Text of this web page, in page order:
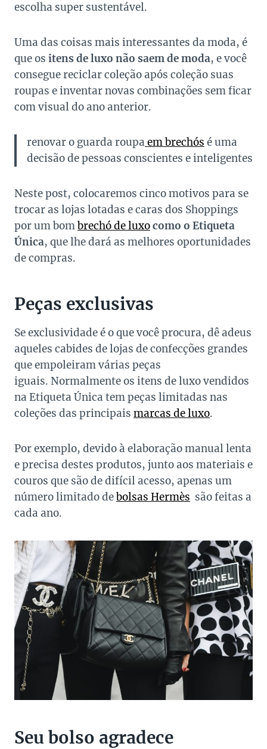
escolha super sustentável.
Uma das coisas mais interessantes da moda, é
que os itens de luxo não saem de moda, e você
consegue reciclar coleção após coleção suas
roupas e inventar novas combinações sem ficar
com visual do ano anterior.
renovar o guarda roupa em brechós é uma
decisão de pessoas conscientes e inteligentes
Neste post, colocaremos cinco motivos para se
trocar as lojas lotadas e caras dos Shoppings
por um bombrechó de luxocomo o Etiqueta
Única, que lhe dará as melhores oportunidades
de compras.
Peças exclusivas
Se exclusividade é o que você procura, dê adeus
aqueles cabides de lojas de confecções grandes
que empoleiram várias peças
iguais. Normalmente os itens de luxo vendidos
na Etiqueta Única tem peças limitadas nas
coleções das principais marcas de luxo.
Por exemplo, devido à elaboração manual lenta
e precisa destes produtos, junto aos materiais e
couros que são de difícil acesso, apenas um
número limitado debolsas Hermès são feitas a
cada ano.
Seu bolso agradece